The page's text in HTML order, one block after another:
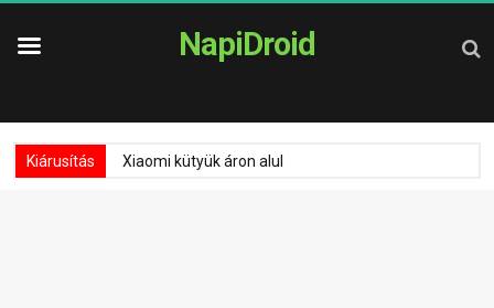
NapiDroid
Kiárusítás Xiaomi kütyük áron alul